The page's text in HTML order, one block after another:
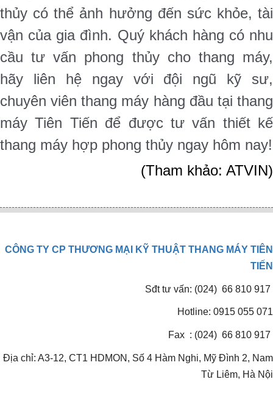
thủy có thể ảnh hưởng đến sức khỏe, tài
vận của gia đình. Quý khách hàng có nhu
cầu tư vấn phong thủy cho thang máy,
hãy liên hệ ngay với đội ngũ kỹ sư,
chuyên viên thang máy hàng đầu tại thang
máy Tiên Tiến để được tư vấn thiết kế
thang máy hợp phong thủy ngay hôm nay!
(Tham khảo: ATVIN)
CÔNG TY CP THƯƠNG MẠI KỸ THUẬT THANG MÁY TIÊN
TIẾN
Sđt tư vấn: (024) 66 810 917
Hotline: 0915 055 071
Fax : (024) 66 810 917
Địa chỉ: A3-12, CT1 HDMON, Số 4 Hàm Nghi, Mỹ Đình 2, Nam
Từ Liêm, Hà Nội